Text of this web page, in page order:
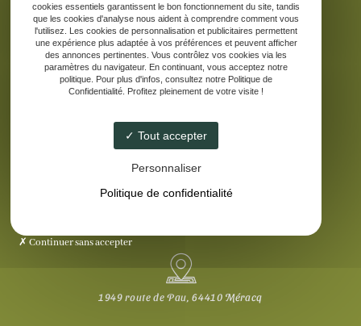
Accueil
La ferme pédagogique
Elevage d’âne des Pyrénées
Galerie
Contact
1949 route de Pau, 64410 Méracq
cookies essentiels garantissent le bon fonctionnement du site, tandis
que les cookies d'analyse nous aident à comprendre comment vous
l'utilisez. Les cookies de personnalisation et publicitaires permettent
une expérience plus adaptée à vos préférences et peuvent afficher
des annonces pertinentes. Vous contrôlez vos cookies via les
paramètres du navigateur. En continuant, vous acceptez notre
politique. Pour plus d'infos, consultez notre Politique de
Confidentialité. Profitez pleinement de votre visite !
Tout accepter
Personnaliser
Politique de confidentialité
Continuer sans accepter